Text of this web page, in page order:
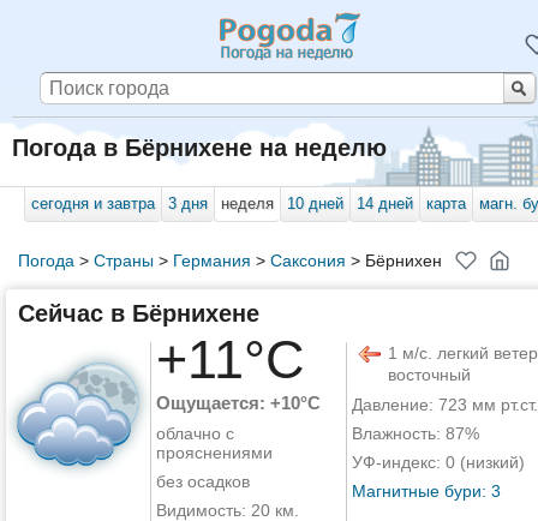
Погода в Бёрнихене на неделю
сегодня и завтра 3 дня неделя 10 дней 14 дней карта магн.
Погода > Страны> Германия > Саксония > Бёрнихен
Сейчас в Бёрнихене
+11°C
Ощущается: +10°C
облачно с
прояснениями
без осадков
Видимость: 20 км.
1 м/с. легкий
восточный
Давление: 723 мм рт.ст.
Влажность: 87%
УФ-индекс: 0 (низкий)
Магнитные бури: 3